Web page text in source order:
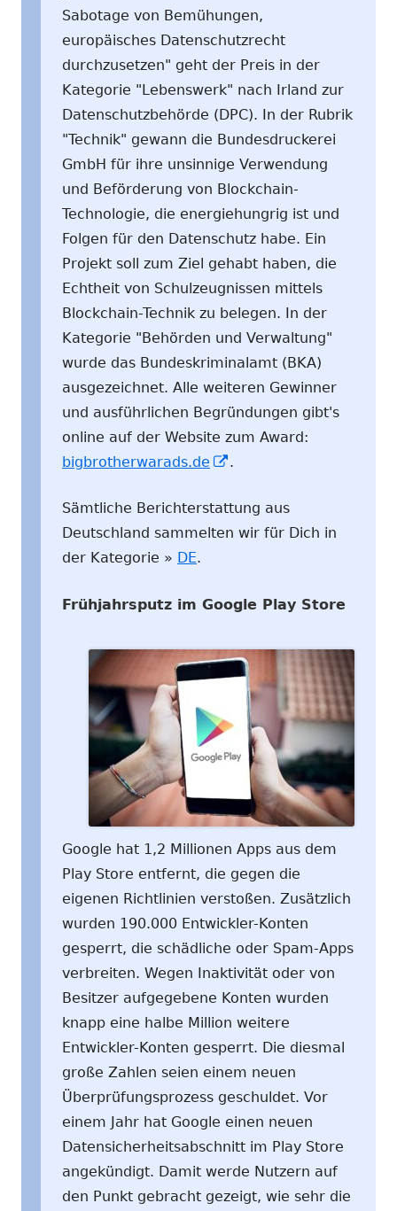
Sabotage von Bemühungen,
europäisches Datenschutzrecht
durchzusetzen" geht der Preis in der
Kategorie "Lebenswerk" nach Irland zur
Datenschutzbehörde (DPC). In der Rubrik
"Technik" gewann die Bundesdruckerei
GmbH für ihre unsinnige Verwendung
und Beförderung von Blockchain-
Technologie, die energiehungrig ist und
Folgen für den Datenschutz habe. Ein
Projekt soll zum Ziel gehabt haben, die
Echtheit von Schulzeugnissen mittels
Blockchain-Technik zu belegen. In der
Kategorie "Behörden und Verwaltung"
wurde das Bundeskriminalamt (BKA)
ausgezeichnet. Alle weiteren Gewinner
und ausführlichen Begründungen gibt's
online auf der Website zum Award:
bigbrotherwarads.de
In
Fenster
öffnen
.
Sämtliche Berichterstattung aus
Deutschland sammelten wir für Dich in
der Kategorie » DE.
Frühjahrsputz im Google Play Store
Google hat 1,2 Millionen Apps aus dem
Play Store entfernt, die gegen die
eigenen Richtlinien verstoßen. Zusätzlich
wurden 190.000 Entwickler-Konten
gesperrt, die schädliche oder Spam-Apps
verbreiten. Wegen Inaktivität oder von
Besitzer aufgegebene Konten wurden
knapp eine halbe Million weitere
Entwickler-Konten gesperrt. Die diesmal
große Zahlen seien einem neuen
Überprüfungsprozess geschuldet. Vor
einem Jahr hat Google einen neuen
Datensicherheitsabschnitt im Play Store
angekündigt. Damit werde Nutzern auf
den Punkt gebracht gezeigt, wie sehr die